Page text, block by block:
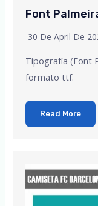
Font
30 De April De
Tipografía (Font
formato ttf.
Read More